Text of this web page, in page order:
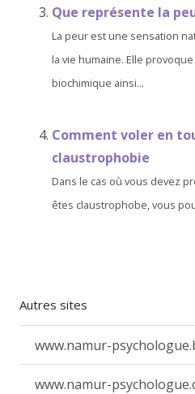
Que représente la
La peur est une sensation
la vie humaine. Elle
biochimique ainsi...
Comment voler en
claustrophobie
Dans le cas où vous devez
êtes claustrophobe, vous
Autres sites
www.namur-
www.namur-